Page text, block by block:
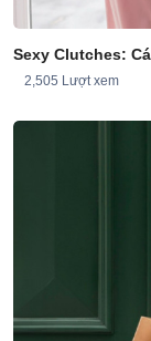
Sexy Clutches:
2,505 Lượt xem